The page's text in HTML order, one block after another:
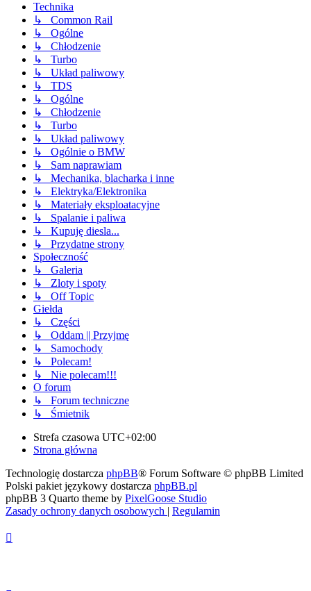
Technika
↳ Common Rail
↳ Ogólne
↳ Chłodzenie
↳ Turbo
↳ Układ paliwowy
↳ TDS
↳ Ogólne
↳ Chłodzenie
↳ Turbo
↳ Układ paliwowy
↳ Ogólnie o BMW
↳ Sam naprawiam
↳ Mechanika, blacharka i inne
↳ Elektryka/Elektronika
↳ Materiały eksploatacyjne
↳ Spalanie i paliwa
↳ Kupuję diesla...
↳ Przydatne strony
Społeczność
↳ Galeria
↳ Zloty i spoty
↳ Off Topic
Giełda
↳ Części
↳ Oddam || Przyjmę
↳ Samochody
↳ Polecam!
↳ Nie polecam!!!
O forum
↳ Forum techniczne
↳ Śmietnik
Strefa czasowa UTC+02:00
Strona główna
Technologię dostarcza phpBB® Forum Software © phpBB Limited
Polski pakiet językowy dostarcza phpBB.pl
phpBB 3 Quarto theme by PixelGoose Studio
Zasady ochrony danych osobowych | Regulamin